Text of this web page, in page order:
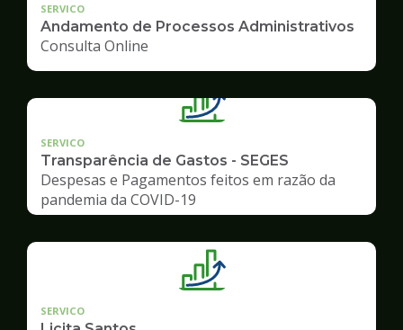
SERVICO
Andamento de Processos Administrativos
Consulta Online
SERVICO
Transparência de Gastos - SEGES
Despesas e Pagamentos feitos em razão da
pandemia da COVID-19
SERVICO